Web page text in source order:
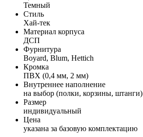
Темный
Стиль
Хай-тек
Материал корпуса
ДСП
Фурнитура
Boyard, Blum, Hettich
Кромка
ПВХ (0,4 мм, 2 мм)
Внутреннее наполнение
на выбор (полки, корзины, штанги)
Размер
индивидуальный
Цена
указана за базовую комплектацию